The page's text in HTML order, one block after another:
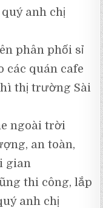
anh chị
phân phối sỉ
các quán cafe
thị trường Sài
ngoài trời
an toàn,
gian
thi công, lắp
anh chị